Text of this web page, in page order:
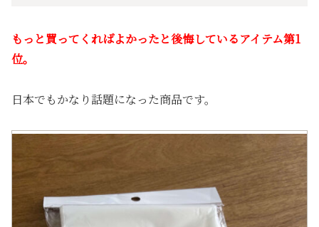
もっと買ってくればよかったと後悔しているアイテム第1
位。
日本でもかなり話題になった商品です。